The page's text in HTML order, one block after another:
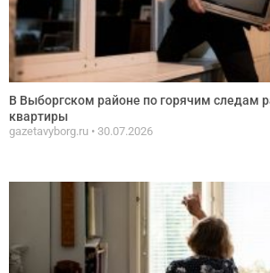
В Выборгском районе по горячим следам
квартиры
gazetavyborg.ru 30.07.2026